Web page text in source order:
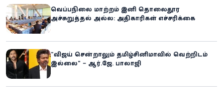
வெப்பநிலை மாற்றம் இனி தொலைதூர
அச்சுறுத்தல் அல்ல: அதிகாரிகள் எச்சரிக்கை
“விஜய் சென்றாலும் தமிழ்சினிமாவில் வெற்றிடம்
இல்லை” – ஆர்.ஜே. பாலாஜி